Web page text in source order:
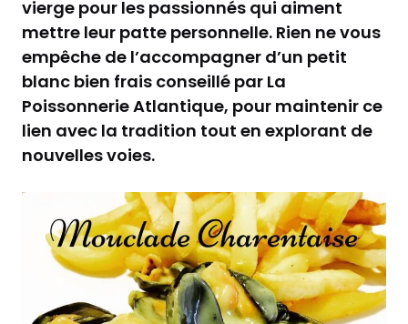
vierge pour les passionnés qui aiment
mettre leur patte personnelle. Rien ne vous
empêche de l’accompagner d’un petit
blanc bien frais conseillé par La
Poissonnerie Atlantique, pour maintenir ce
lien avec la tradition tout en explorant de
nouvelles voies.